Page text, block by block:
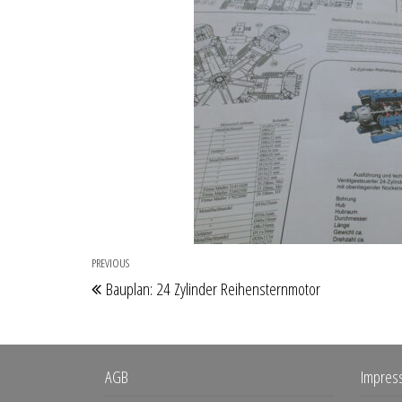
Beitragsnavigation
Previous
Post
PREVIOUS
Bauplan: 24 Zylinder Reihensternmotor
AGB